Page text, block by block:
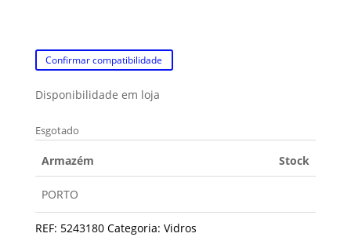
Confirmar compatibilidade
Disponibilidade em loja
Esgotado
Armazém Stock
PORTO
REF: 5243180 Categoria: Vidros